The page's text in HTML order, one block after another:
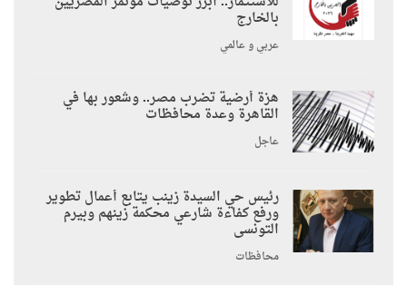
بالخارج
عربي و عالمي
هزة أرضية تضرب مصر.. وشعور بها في
القاهرة وعدة محافظات
عاجل
رئيس حي السيدة زينب يتابع أعمال تطوير
ورفع كفاءة شارعي محكمة زينهم وبيرم
التونسى
محافظات